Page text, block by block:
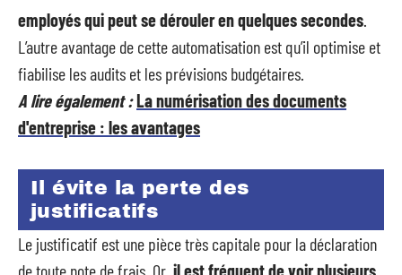
employés qui peut se dérouler en quelques secondes
L’autre avantage de cette automatisation est qu’il optimise et
fiabilise les audits et les prévisions budgétaires.
A lire également :La numérisation des documents
d'entreprise : les avantages
Il évite la perte des
justificatifs
Le justificatif est une pièce très capitale pour la déclaration
de toute note de frais. Or, il est fréquent de voir plusieurs